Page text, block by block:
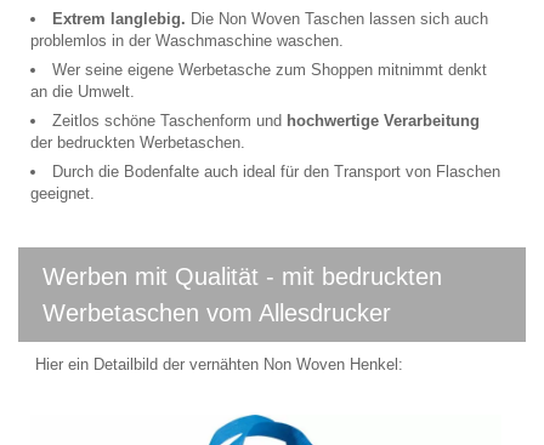
Extrem langlebig. Die Non Woven Taschen lassen sich auch
problemlos in der Waschmaschine waschen.
Wer seine eigene Werbetasche zum Shoppen mitnimmt denkt
an die Umwelt.
Zeitlos schöne Taschenform und hochwertige Verarbeitung
der bedruckten Werbetaschen.
Durch die Bodenfalte auch ideal für den Transport von Flaschen
geeignet.
Werben mit Qualität - mit bedruckten
Werbetaschen vom Allesdrucker
Hier ein Detailbild der vernähten Non Woven Henkel: